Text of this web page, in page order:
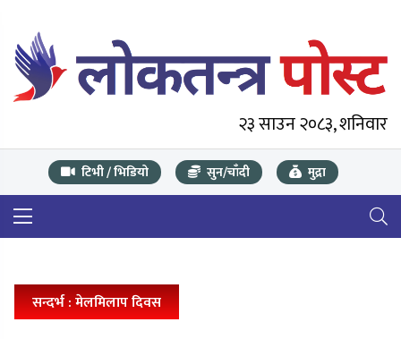
२३ साउन २०८३, शनिवार
टिभी / भिडियो सुन/चाँदी मुद्रा
सन्दर्भ : मेलमिलाप दिवस